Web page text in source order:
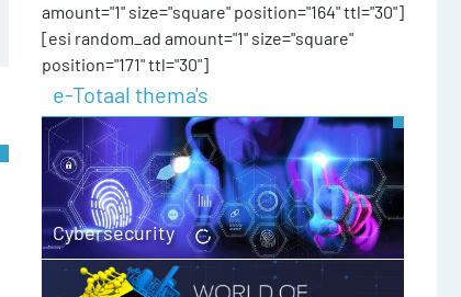
amount="1" size="square" position="164" ttl="30"]
[esi random_ad amount="1" size="square"
position="171" ttl="30"]
e-Totaal thema's
Cybersecurity